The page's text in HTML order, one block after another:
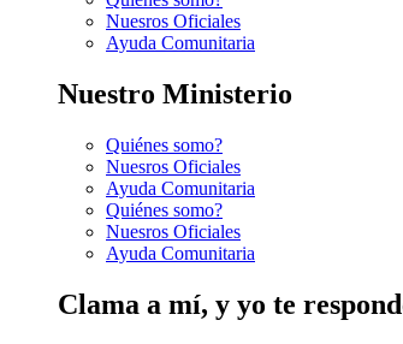
Nuesros Oficiales
Ayuda Comunitaria
Nuestro Ministerio
Quiénes somo?
Nuesros Oficiales
Ayuda Comunitaria
Quiénes somo?
Nuesros Oficiales
Ayuda Comunitaria
Clama a mí, y yo te